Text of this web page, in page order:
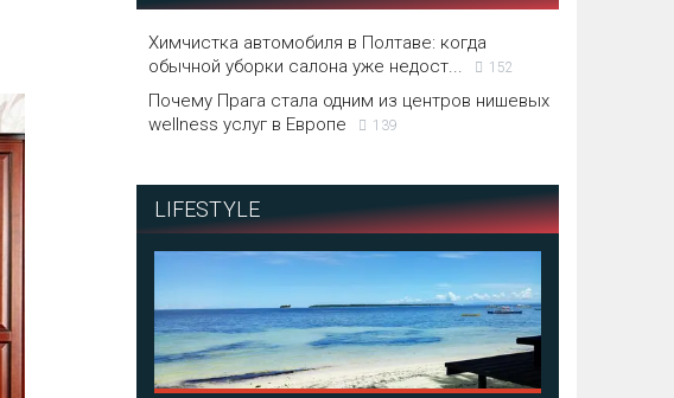
Химчистка автомобиля в Полтаве: когда
обычной уборки салона уже недост...
152
Почему Прага стала одним из центров нишевых
wellness услуг в Европе
139
LIFESTYLE